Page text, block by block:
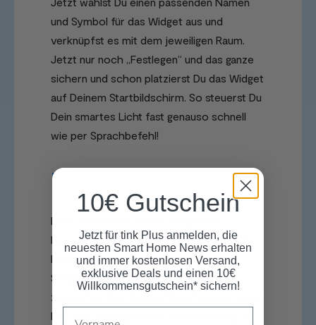
und Symbol für das Widget aus und
verknüpfst es mit dem jeweiligen Raum.
Jetzt nur noch „Festlegen“ und das ganze
sichern und schon platzierst Du das Widget
auf Deinem Startbildschirm. So steuerst Du
Dein smartes Licht fast genauso schnell
wie per Sprachbefehl!
Hue-Bridge aufräumen
Die Funkzentrale Deiner Philips Hue
Beleuchtung ist dieHue Bridge. In diesem
kleinen „Super-Computer“ laufen alle
Steuerbefehle des Lichtsystems
zusammen. Der interne Speicherplatz spielt
hier eine wichtige Rolle. Von ihm hängt ab,
10€ Gutschein
Jetzt für tink Plus anmelden, die
neuesten Smart Home News erhalten
und immer kostenlosen Versand,
exklusive Deals und einen 10€
Willkommensgutschein* sichern!